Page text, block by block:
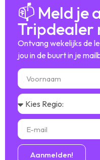
📫 Meld je
Tripdealer
Ontvang wekelijks de
jou in de buurt in je
Aanmelden!